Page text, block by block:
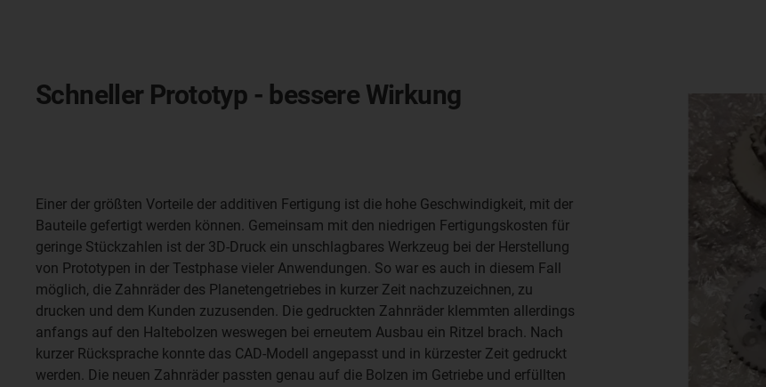
Schneller Prototyp - bessere Wirkung
Einer der größten Vorteile der additiven Fertigung ist die hohe Geschwindigkeit, mit der
Bauteile gefertigt werden können. Gemeinsam mit den niedrigen Fertigungskosten für
geringe Stückzahlen ist der 3D-Druck ein unschlagbares Werkzeug bei der Herstellung
von Prototypen in der Testphase vieler Anwendungen. So war es auch in diesem Fall
möglich, die Zahnräder des Planetengetriebes in kurzer Zeit nachzuzeichnen, zu
drucken und dem Kunden zuzusenden. Die gedruckten Zahnräder klemmten allerdings
anfangs auf den Haltebolzen weswegen bei erneutem Ausbau ein Ritzel brach. Nach
kurzer Rücksprache konnte das CAD-Modell angepasst und in kürzester Zeit gedruckt
werden. Die neuen Zahnräder passten genau auf die Bolzen im Getriebe und erfüllten